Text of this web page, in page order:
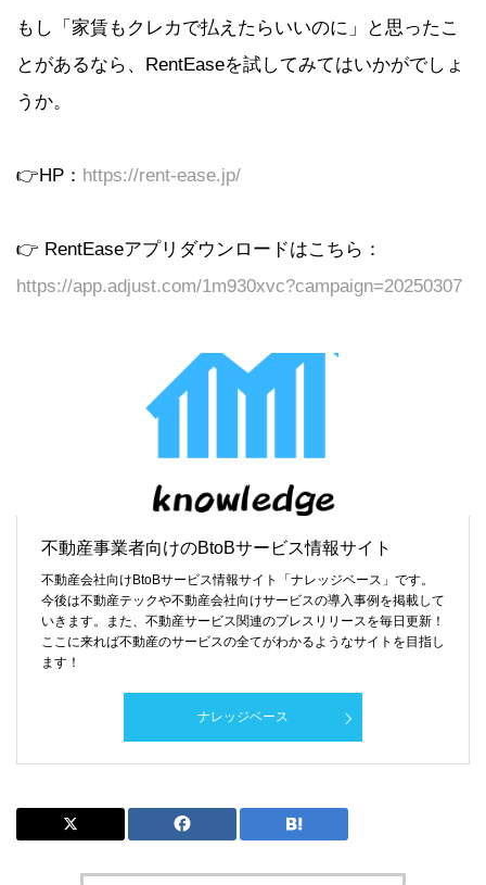
もし「家賃もクレカで払えたらいいのに」と思ったこ
とがあるなら、RentEaseを試してみてはいかがでしょ
うか。
👉HP： https://rent-ease.jp/
👉 RentEaseアプリダウンロードはこちら：
https://app.adjust.com/1m930xvc?campaign=20250307
不動産事業者向けのBtoBサービス情報サイト
不動産会社向けBtoBサービス情報サイト「ナレッジベース」です。
今後は不動産テックや不動産会社向けサービスの導入事例を掲載して
いきます。また、不動産サービス関連のプレスリリースを毎日更新！
ここに来れば不動産のサービスの全てがわかるようなサイトを目指し
ます！
ナレッジベース